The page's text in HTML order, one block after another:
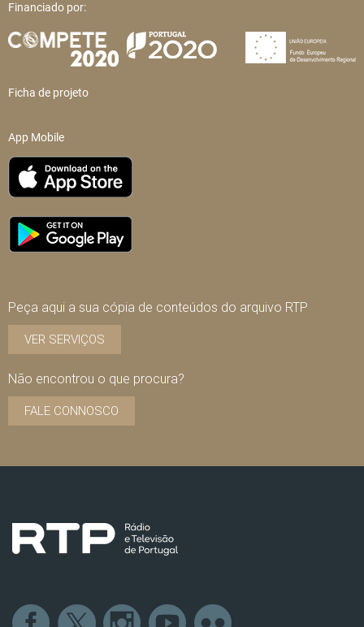
Financiado por:
Ficha de projeto
App Mobile
Peça aqui a sua cópia de conteúdos do arquivo RTP
VER SERVIÇOS
Não encontrou o que procura?
FALE CONNOSCO